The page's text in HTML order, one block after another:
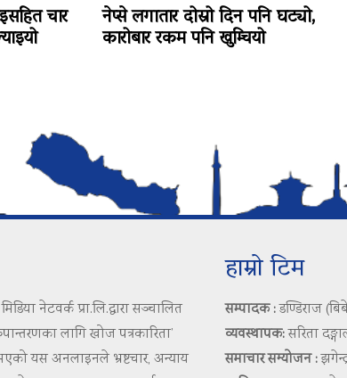
चार नेप्से लगातार दोस्रो दिन पनि घट्यो,
कारोबार रकम पनि खुम्चियो
नेटवर्क प्रा.लि.द्वारा सञ्चालित
लागि खोज पत्रकारिता’
यस अनलाइनले भ्रष्टचार, अन्याय
हाम्रो टिम
सम्पादक :डण्डिराज
व्यवस्थापक:सरिता
समाचार सम्योजन :